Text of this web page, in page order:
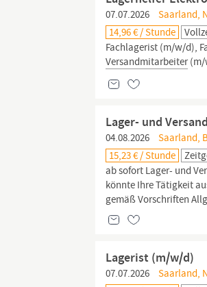
07.07.2026
Saarland,
14,96 € / Stunde
Fachlagerist (m/w/d),
Versandmitarbeiter(m/
Lager- und
04.08.2026
Saarland,
15,23 € / Stunde
ab sofort Lager- und
könnte Ihre Tätigkeit
gemäß Vorschriften
Lagerist (m/w/d)
07.07.2026
Saarland,